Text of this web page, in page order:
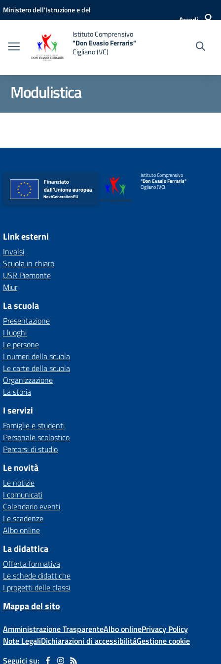
Vai ai contenuti
Vai al menu di navigazione
Vai al footer
Ministero dell'Istruzione e del
Accedi
Istituto Comprensivo
"Don Evasio Ferraris"
Cigliano (VC)
Modulistica
Istituto Comprensivo
"Don Evasio Ferraris"
Cigliano (VC)
Link esterni
Invalsi
Scuola in chiaro
USR Piemonte
Miur
La scuola
Presentazione
I luoghi
Le persone
I numeri della scuola
Le carte della scuola
Organizzazione
La storia
I servizi
Famiglie e studenti
Personale scolastico
Percorsi di studio
Le novità
Le notizie
I comunicati
Calendario eventi
Le scadenze
Albo online
La didattica
Offerta formativa
Le schede didattiche
I progetti delle classi
Mappa del sito
Amministrazione TrasparenteAlbo onlinePrivacy Policy
Note LegaliDichiarazioni di accessibilitàGestione cookie
Seguici su: